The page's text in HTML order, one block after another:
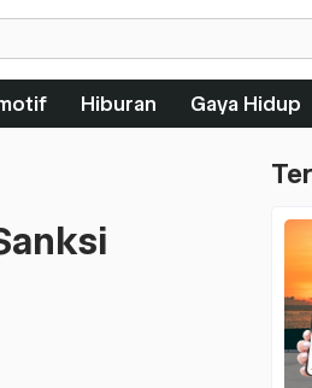
Hiburan Gaya Hidup